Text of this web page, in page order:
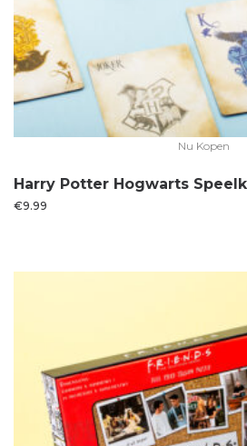
Nu Kopen
Harry Potter Hogwarts
€9.99